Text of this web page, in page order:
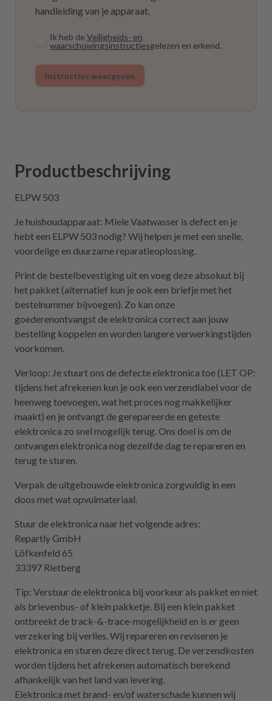
handleiding van je apparaat.
Ik heb de Veiligheids- en
waarschuwingsinstructiesgelezen en erkend.
Instructies weergeven
Productbeschrijving
ELPW 503
Je huishoudapparaat: Miele Vaatwasser is defect en je
hebt een ELPW 503 nodig? Wij helpen je met een snelle,
voordelige en duurzame reparatieoplossing.
Print de bestelbevestiging uit en voeg deze absoluut bij
het pakket (alternatief kun je ook een briefje met het
bestelnummer bijvoegen). Zo kan onze
goederenontvangst de elektronica correct aan jouw
bestelling koppelen en worden langere verwerkingstijden
voorkomen.
Verloop: Je stuurt ons de defecte elektronica toe (LET OP:
tijdens het afrekenen kun je ook een verzendlabel voor de
heenweg toevoegen, wat het proces nog makkelijker
maakt) en je ontvangt de gerepareerde en geteste
elektronica zo snel mogelijk terug. Ons doel is om de
ontvangen elektronica nog dezelfde dag te repareren en
terug te sturen.
Verpak de uitgebouwde elektronica zorgvuldig in een
doos met wat opvulmateriaal.
Stuur de elektronica naar het volgende adres:
Repartly GmbH
Löfkenfeld 65
33397 Rietberg
Tip: Verstuur de elektronica bij voorkeur als pakket en niet
als brievenbus- of klein pakketje. Bij een klein pakket
ontbreekt de track-&-trace-mogelijkheid en is er geen
verzekering bij verlies. Wij repareren en reviseren je
elektronica en sturen deze direct terug. De verzendkosten
worden tijdens het afrekenen automatisch berekend
afhankelijk van het land van levering.
Elektronica met brand- en/of waterschade kunnen wij